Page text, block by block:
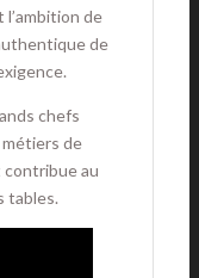
l’ambition de
de
chefs
de
contribue au
tables.